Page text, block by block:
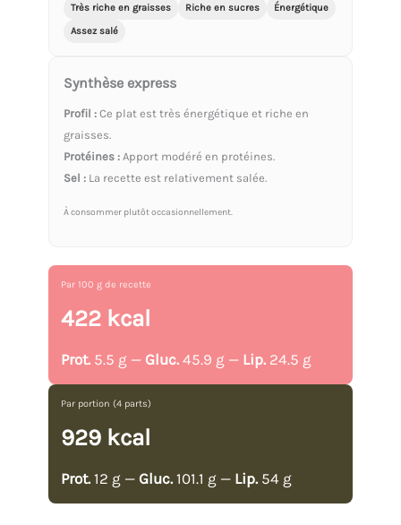
Très riche en graisses Riche en sucres
Énergétique
Assez salé
Synthèse express
Profil : Ce plat est très énergétique et riche en
graisses.
Protéines : Apport modéré en protéines.
Sel : La recette est relativement salée.
À consommer plutôt occasionnellement.
Par 100 g de recette
422 kcal
Prot. 5.5 g — Gluc. 45.9 g — Lip. 24.5 g
Par portion (4 parts)
929 kcal
Prot. 12 g — Gluc. 101.1 g — Lip. 54 g